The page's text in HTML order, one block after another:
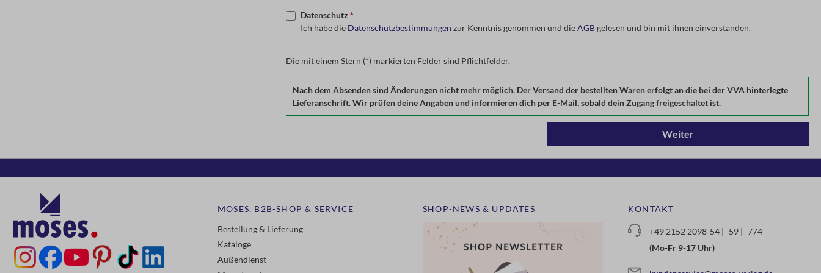
Datenschutz *
Ich habe die Datenschutzbestimmungen zur Kenntnis genommen und dieAGBgelesen und bin mit ihnen einverstanden.
Die mit einem Stern (*) markierten Felder sind Pflichtfelder.
Nach dem Absenden sind Änderungen nicht mehr möglich. Der Versand der bestellten Waren erfolgt an die bei der VVA hinterlegte
Lieferanschrift. Wir prüfen deine Angaben und informieren dich per E-Mail, sobald dein Zugang freigeschaltet ist.
Weiter
MOSES. B2B-SHOP & SERVICE
Bestellung & Lieferung
Kataloge
Außendienst
SHOP-NEWS & UPDATES KONTAKT
+49 2152 2098-54 | -59 | -774
(Mo-Fr 9-17 Uhr)